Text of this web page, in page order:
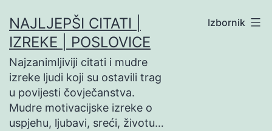
na
sadržaj
NAJLJEPŠI CITATI |
IZREKE | POSLOVICE
Najzanimljiviji citati i mudre
izreke ljudi koji su ostavili trag
u povijesti čovječanstva.
Mudre motivacijske izreke o
uspjehu, ljubavi, sreći, životu…
Izbornik